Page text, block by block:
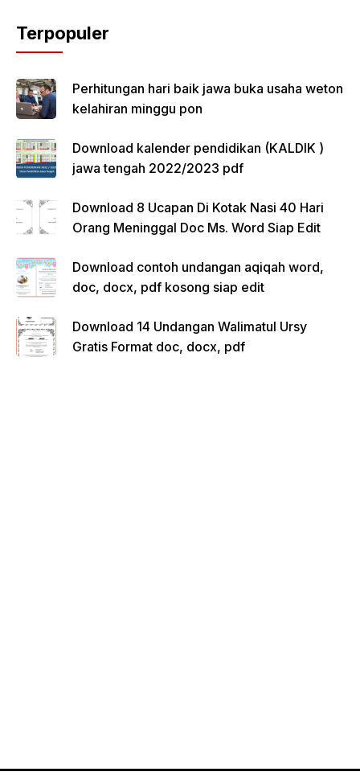
Terpopuler
Perhitungan hari baik jawa buka usaha weton
kelahiran minggu pon
Download kalender pendidikan (KALDIK )
jawa tengah 2022/2023 pdf
Download 8 Ucapan Di Kotak Nasi 40 Hari
Orang Meninggal Doc Ms. Word Siap Edit
Download contoh undangan aqiqah word,
doc, docx, pdf kosong siap edit
Download 14 Undangan Walimatul Ursy
Gratis Format doc, docx, pdf